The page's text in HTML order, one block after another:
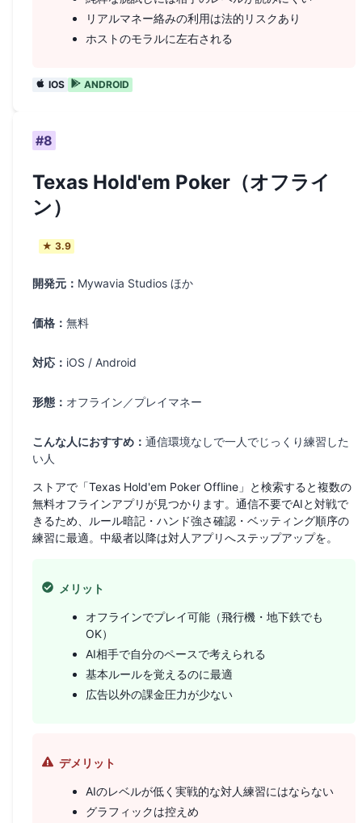
リアルマネー絡みの利用は法的リスクあり
ホストのモラルに左右される
IOS ANDROID
#8
Texas Hold'em Poker（オフライ
ン）
★ 3.9
開発元： Mywavia Studios ほか
価格： 無料
対応： iOS / Android
形態： オフライン／プレイマネー
こんな人におすすめ： 通信環境なしで一人でじっくり練習した
い人
ストアで「Texas Hold'em Poker Offline」と検索すると複数の
無料オフラインアプリが見つかります。通信不要でAIと対戦で
きるため、ルール暗記・ハンド強さ確認・ベッティング順序の
練習に最適。中級者以降は対人アプリへステップアップを。
メリット
オフラインでプレイ可能（飛行機・地下鉄でも
OK）
AI相手で自分のペースで考えられる
基本ルールを覚えるのに最適
広告以外の課金圧力が少ない
デメリット
AIのレベルが低く実戦的な対人練習にはならない
グラフィックは控えめ